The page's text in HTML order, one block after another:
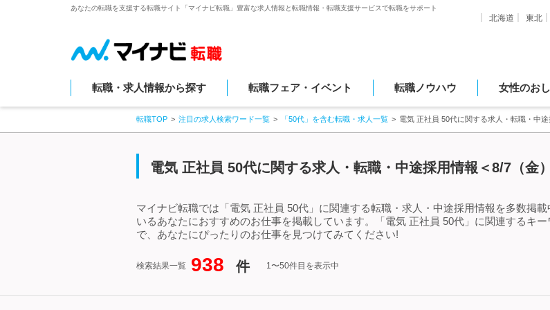
あなたの転職を支援する転職サイト「マイナビ転職」豊富な求人情報と転職情報・転職支援サービスで転職をサポート
北海道 東北
転職・求人情報から探す 転職フェア・イベント 転職ノウハウ 女性のお
転職TOP 注目の求人検索ワード一覧 「50代」を含む転職・求人一覧 電気 正社員 50代に関する求人・転職・中途
電気 正社員 50代に関する求人・転職・中途採用情報＜8/7（金
マイナビ転職では「電気 正社員 50代」に関連する転職・求人・中途採用情報を多数掲
いるあなたにおすすめのお仕事を掲載しています。「電気 正社員 50代」に関連するキ
で、あなたにぴったりのお仕事を見つけてみてください!
検索結果一覧 938 件 1〜50件目を表示中